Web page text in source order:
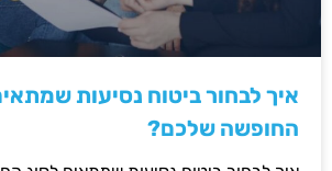
איך לבחור ביטוח נסיעות
החופשה שלכם?